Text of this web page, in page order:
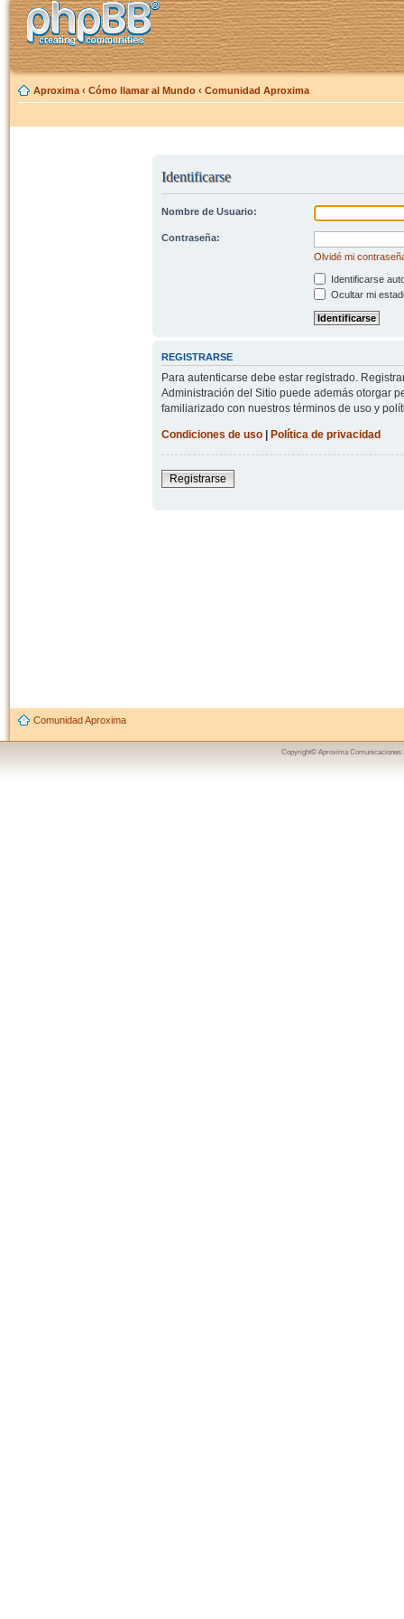
Aproxima ‹ Cómo llamar al Mundo ‹ Comunidad Aproxima
Identificarse
Nombre de Usuario:
Contraseña:
Olvidé mi
Identificarse
Ocultar mi
REGISTRARSE
Para autenticarse debe estar registrado.
Administración del Sitio puede además otorgar
familiarizado con nuestros términos de uso y
Condiciones de uso| Política de privacidad
Registrarse
Comunidad Aproxima
Copyright© Aproxima Comunicaciones